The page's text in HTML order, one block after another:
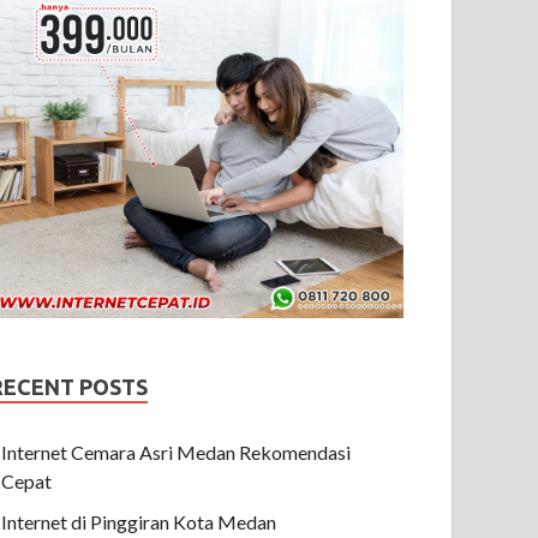
POSTS
Internet Cemara Asri Medan Rekomendasi
Cepat
Internet di Pinggiran Kota Medan